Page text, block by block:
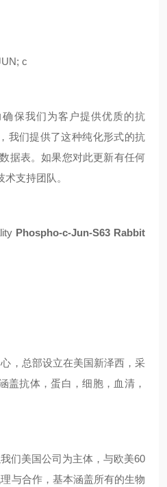
c
保我们为客户提供优质的抗
我们提供了这种纯化形式的抗
据表。如果您对此更新有任何
术支持团队。
Phospho-c-Jun-S63 Rabbit
，总部设立在美国新泽西，采
盖抗体，蛋白，细胞，血清，
们美国公司为主体，与欧美60
与合作，基本涵盖所有的生物